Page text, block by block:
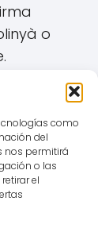
como
del
nos permitirá
o las
el
o
por
legal